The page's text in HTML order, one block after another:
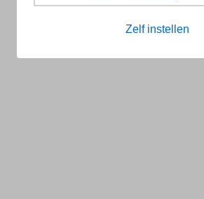
Zelf instellen